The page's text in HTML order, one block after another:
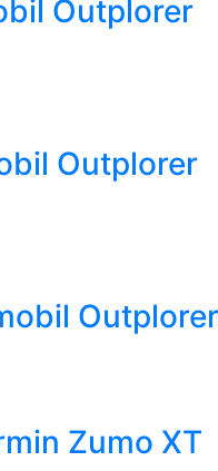
Outplorer
Outplorer
Zumo XT